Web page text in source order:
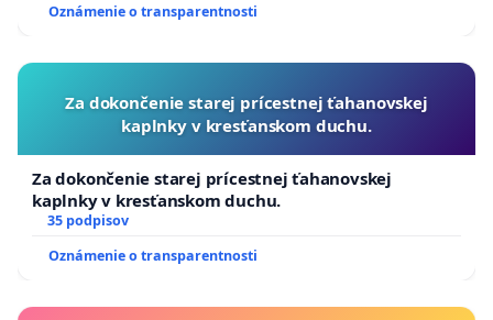
Oznámenie o transparentnosti
Za dokončenie starej prícestnej ťahanovskej
kaplnky v kresťanskom duchu.
Za dokončenie starej prícestnej ťahanovskej
kaplnky v kresťanskom duchu.
35 podpisov
Oznámenie o transparentnosti